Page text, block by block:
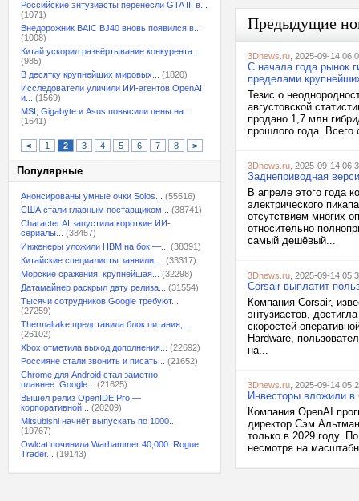
Российские энтузиасты перенесли GTA III в...
(1071)
Внедорожник BAIC BJ40 вновь появился в...
(1008)
Китай ускорил развёртывание конкурента...
(985)
В десятку крупнейших мировых...
(1820)
Исследователи уличили ИИ-агентов OpenAI
и...
(1569)
MSI, Gigabyte и Asus повысили цены на...
(1641)
< 1 2 3 4 5 6 7 8 >
Популярные
Анонсированы умные очки Solos...
(55516)
США стали главным поставщиком...
(38741)
Character.AI запустила короткие ИИ-
сериалы...
(38457)
Инженеры уложили HBM на бок —...
(38391)
Китайские специалисты заявили,...
(33317)
Морские сражения, крупнейшая...
(32298)
Датамайнер раскрыл дату релиза...
(31554)
Тысячи сотрудников Google требуют...
(27259)
Thermaltake представила блок питания,...
(26102)
Xbox отметила выход дополнения...
(22692)
Россияне стали звонить и писать...
(21652)
Chrome для Android стал заметно
плавнее: Google...
(21625)
Вышел релиз OpenIDE Pro —
корпоративной...
(20209)
Mitsubishi начнёт выпускать по 1000...
(19767)
Owlcat починила Warhammer 40,000: Rogue
Trader...
(19143)
Предыдущие
3Dnews.ru , 2025-09-14
С начала года рынок
пределами
Тезис о
августовской
продано 1,7 млн
прошлого года.
3Dnews.ru , 2025-09-14
Заднеприводная
В апреле этого года
электрического
отсутствием многих
относительно
самый дешёвый...
3Dnews.ru , 2025-09-14
Corsair выплатит
Компания Corsair,
энтузиастов,
скоростей
Hardware,
на...
3Dnews.ru , 2025-09-14
Инвесторы вложили
Компания OpenAI
директор Сэм
только в 2029 году.
несмотря на